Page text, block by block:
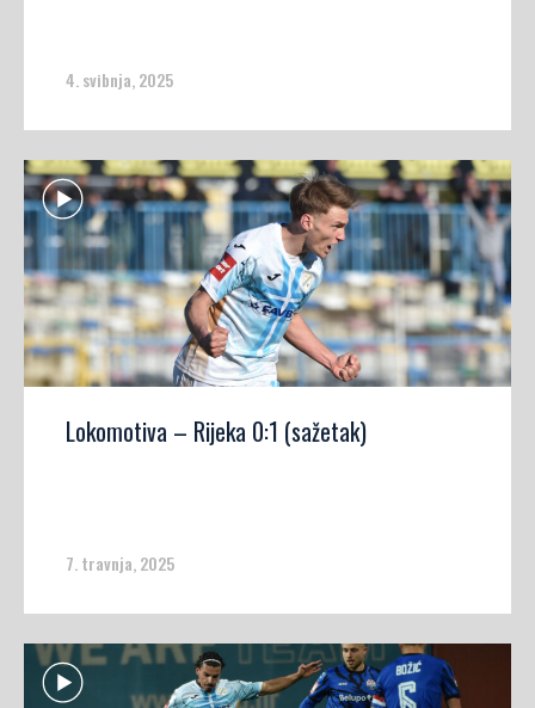
4. svibnja, 2025
Lokomotiva – Rijeka 0:1 (sažetak)
7. travnja, 2025